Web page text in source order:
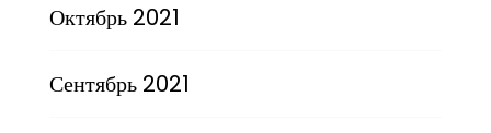
Октябрь 2021
Сентябрь 2021